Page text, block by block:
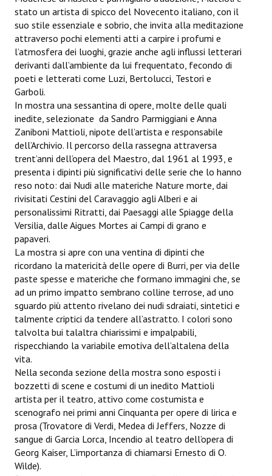
stato un artista di spicco del Novecento italiano, con il
suo stile essenziale e sobrio, che invita alla meditazione
attraverso pochi elementi atti a carpire i profumi e
l’atmosfera dei luoghi, grazie anche agli influssi letterari
derivanti dall’ambiente da lui frequentato, fecondo di
poeti e letterati come Luzi, Bertolucci, Testori e
Garboli.
In mostra una sessantina di opere, molte delle quali
inedite, selezionate da Sandro Parmiggiani e Anna
Zaniboni Mattioli, nipote dell’artista e responsabile
dell’Archivio. Il percorso della rassegna attraversa
trent’anni dell’opera del Maestro, dal 1961 al 1993, e
presenta i dipinti più significativi delle serie che lo hanno
reso noto: dai Nudi alle materiche Nature morte, dai
rivisitati Cestini del Caravaggio agli Alberi e ai
personalissimi Ritratti, dai Paesaggi alle Spiagge della
Versilia, dalle Aigues Mortes ai Campi di grano e
papaveri.
La mostra si apre con una ventina di dipinti che
ricordano la matericità delle opere di Burri, per via delle
paste spesse e materiche che formano immagini che, se
ad un primo impatto sembrano colline terrose, ad uno
sguardo più attento rivelano dei nudi sdraiati, sintetici e
talmente criptici da tendere all’astratto. I colori sono
talvolta bui talaltra chiarissimi e impalpabili,
rispecchiando la variabile emotiva dell’altalena della
vita.
Nella seconda sezione della mostra sono esposti i
bozzetti di scene e costumi di un inedito Mattioli
artista per il teatro, attivo come costumista e
scenografo nei primi anni Cinquanta per opere di lirica e
prosa (Trovatore di Verdi, Medea di Jeffers, Nozze di
sangue di Garcia Lorca, Incendio al teatro dell’opera di
Georg Kaiser, L’importanza di chiamarsi Ernesto di O.
Wilde).